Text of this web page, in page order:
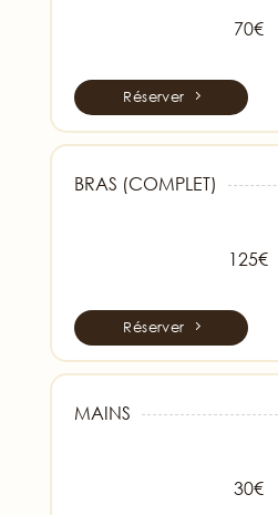
70€
Réserver
BRAS (COMPLET)
125€
Réserver
MAINS
30€